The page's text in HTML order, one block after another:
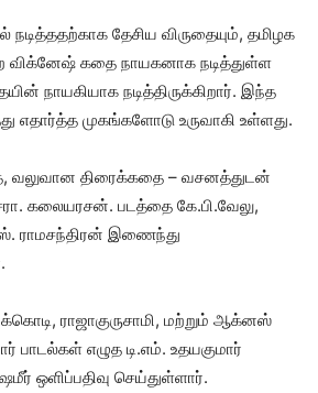
நடித்ததற்காக தேசிய விருதையும், தமிழக
விக்னேஷ் கதை நாயகனாக நடித்துள்ள
நாயகியாக நடித்திருக்கிறார். இந்த
எதார்த்த முகங்களோடு உருவாகி உள்ளது.
வலுவான திரைக்கதை – வசனத்துடன்
கலையரசன். படத்தை கே.பி.வேலு,
ராமசந்திரன் இணைந்து
ராஜாகுருசாமி, மற்றும் ஆக்னஸ்
எழுத டி.எம். உதயகுமார்
ஒளிப்பதிவு செய்துள்ளார்.